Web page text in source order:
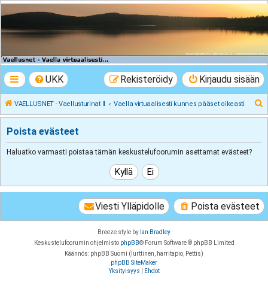
VAELLUSNET -
Vaellusturinat II
UKK Kirjaudu sisään
Rekisteröidy
VAELLUSNET - Vaellusturinat II Vaella virtuaalisesti kunnes pääset oikeasti
t
Poista evästeet
Haluatko varmasti poistaa tämän keskustelufoorumin asettamat evästeet?
Poista evästeet
Viesti Ylläpidolle
Breeze style by Ian Bradley
Keskustelufoorumin ohjelmisto phpBB® Forum Software © phpBB Limited
Käännös: phpBB Suomi (lurttinen, harritapio, Pettis)
phpBB SiteMaker
Yksityisyys
Ehdot